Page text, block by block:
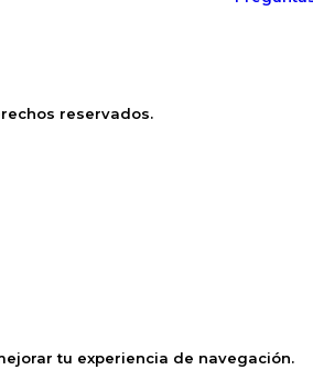
reservados.
tu experiencia de navegación.